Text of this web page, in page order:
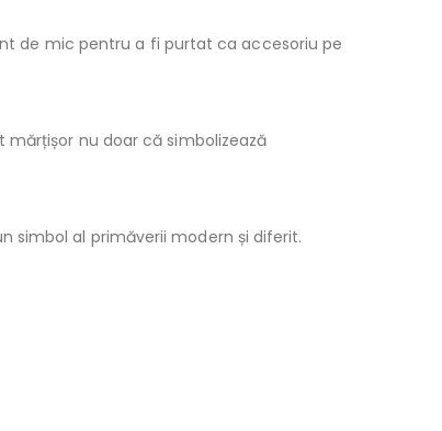
de mic pentru a fi purtat ca accesoriu pe
mărțișor nu doar că simbolizează
simbol al primăverii modern și diferit.